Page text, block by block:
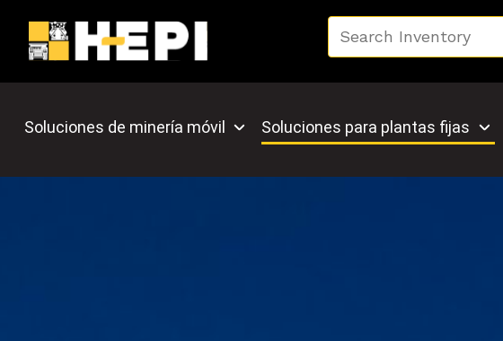
Soluciones de minería móvil Soluciones para plantas fijas